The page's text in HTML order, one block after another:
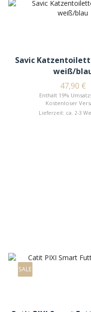
Savic
weiß/
47,90 €
Enthält 19%
Kostenloser
Lieferzeit: ca. 2-3
SALE